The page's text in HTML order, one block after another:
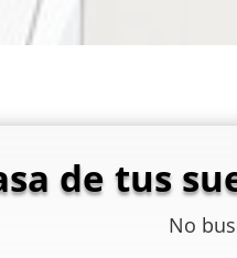
de tus
No